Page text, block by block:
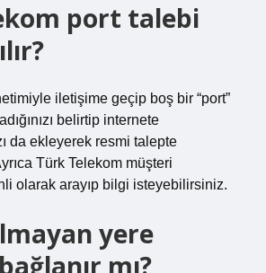
port talebi
iletişime geçip boş bir “port”
belirtip internete
da ekleyerek resmi talepte
Türk Telekom müşteri
olarak arayıp bilgi isteyebilirsiniz.
yere
mı?